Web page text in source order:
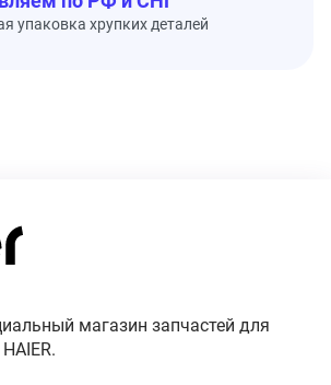
упаковка хрупких деталей
магазин запчастей для